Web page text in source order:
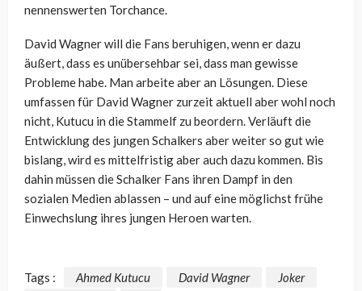
nennenswerten Torchance.
David Wagner will die Fans beruhigen, wenn er dazu
äußert, dass es unübersehbar sei, dass man gewisse
Probleme habe. Man arbeite aber an Lösungen. Diese
umfassen für David Wagner zurzeit aktuell aber wohl noch
nicht, Kutucu in die Stammelf zu beordern. Verläuft die
Entwicklung des jungen Schalkers aber weiter so gut wie
bislang, wird es mittelfristig aber auch dazu kommen. Bis
dahin müssen die Schalker Fans ihren Dampf in den
sozialen Medien ablassen – und auf eine möglichst frühe
Einwechslung ihres jungen Heroen warten.
Tags : Ahmed Kutucu David Wagner
Joker